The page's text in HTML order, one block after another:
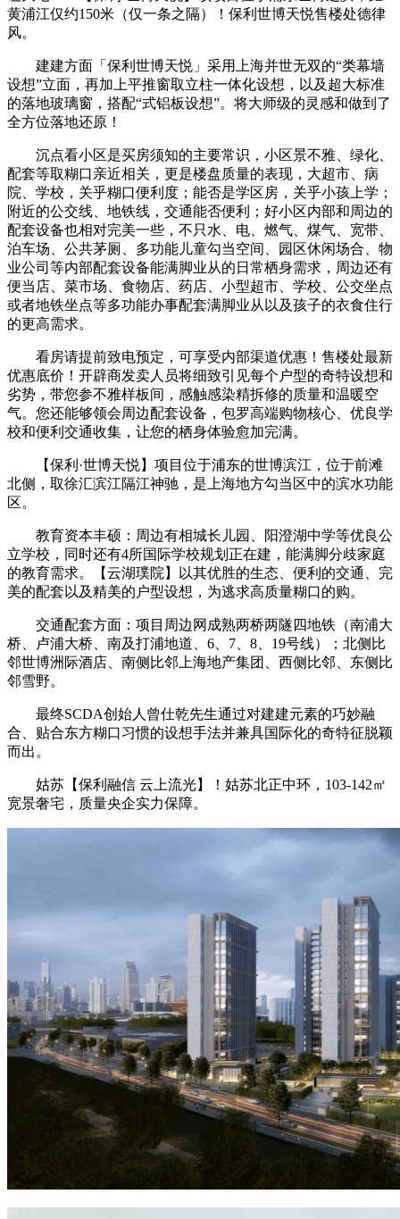
黄浦江仅约150米（仅一条之隔）！保利世博天悦售楼处德律
风。
建建方面「保利世博天悦」采用上海并世无双的“类幕墙
设想”立面，再加上平推窗取立柱一体化设想，以及超大标准
的落地玻璃窗，搭配“式铝板设想”。将大师级的灵感和做到了
全方位落地还原！
沉点看小区是买房须知的主要常识，小区景不雅、绿化、
配套等取糊口亲近相关，更是楼盘质量的表现，大超市、病
院、学校，关乎糊口便利度；能否是学区房，关乎小孩上学；
附近的公交线、地铁线，交通能否便利；好小区内部和周边的
配套设备也相对完美一些，不只水、电、燃气、煤气、宽带、
泊车场、公共茅厕、多功能儿童勾当空间、园区休闲场合、物
业公司等内部配套设备能满脚业从的日常栖身需求，周边还有
便当店、菜市场、食物店、药店、小型超市、学校、公交坐点
或者地铁坐点等多功能办事配套满脚业从以及孩子的衣食住行
的更高需求。
看房请提前致电预定，可享受内部渠道优惠！售楼处最新
优惠底价！开辟商发卖人员将细致引见每个户型的奇特设想和
劣势，带您参不雅样板间，感触感染精拆修的质量和温暖空
气。您还能够领会周边配套设备，包罗高端购物核心、优良学
校和便利交通收集，让您的栖身体验愈加完满。
【保利·世博天悦】项目位于浦东的世博滨江，位于前滩
北侧，取徐汇滨江隔江神驰，是上海地方勾当区中的滨水功能
区。
教育资本丰硕：周边有相城长儿园、阳澄湖中学等优良公
立学校，同时还有4所国际学校规划正在建，能满脚分歧家庭
的教育需求。【云湖璞院】以其优胜的生态、便利的交通、完
美的配套以及精美的户型设想，为逃求高质量糊口的购。
交通配套方面：项目周边网成熟两桥两隧四地铁（南浦大
桥、卢浦大桥、南及打浦地道、6、7、8、19号线）；北侧比
邻世博洲际酒店、南侧比邻上海地产集团、西侧比邻、东侧比
邻雪野。
最终SCDA创始人曾仕乾先生通过对建建元素的巧妙融
合、贴合东方糊口习惯的设想手法并兼具国际化的奇特征脱颖
而出。
姑苏【保利融信 云上流光】！姑苏北正中环，103-142㎡
宽景奢宅，质量央企实力保障。